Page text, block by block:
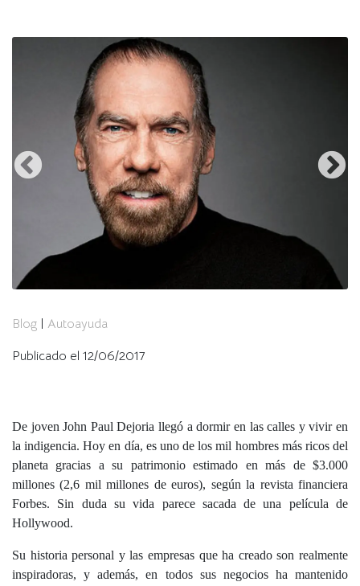
Blog
Autoayuda
Publicado el 12/06/2017
De joven John Paul Dejoria llegó a dormir en las calles y vivir en
la indigencia. Hoy en día, es uno de los mil hombres más ricos del
planeta gracias a su patrimonio estimado en más de $3.000
millones (2,6 mil millones de euros), según la revista financiera
Forbes. Sin duda su vida parece sacada de una película de
Hollywood.
Su historia personal y las empresas que ha creado son realmente
inspiradoras, y además, en todos sus negocios ha mantenido